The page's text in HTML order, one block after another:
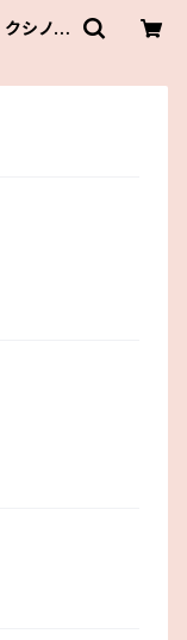
シノテ